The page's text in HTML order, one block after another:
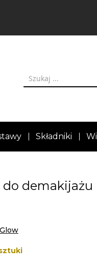
Składniki
do demakijażu